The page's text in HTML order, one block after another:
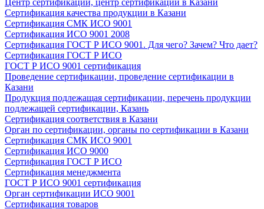
Сертификация качества продукции в Казани
Сертификация СМК ИСО 9001
Сертификация ИСО 9001 2008
Сертификация ГОСТ Р ИСО 9001. Для чего? Зачем? Что дает?
Сертификация ГОСТ Р ИСО
ГОСТ Р ИСО 9001 сертификация
Проведение сертификации, проведение сертификации в
Казани
Продукция подлежащая сертификации, перечень продукции
подлежащей сертификации, Казань
Сертификация соответствия в Казани
Орган по сертификации, органы по сертификации в Казани
Сертификация СМК ИСО 9001
Сертификация ИСО 9000
Сертификация ГОСТ Р ИСО
Сертификация менеджмента
ГОСТ Р ИСО 9001 сертификация
Орган сертификации ИСО 9001
Сертификация товаров